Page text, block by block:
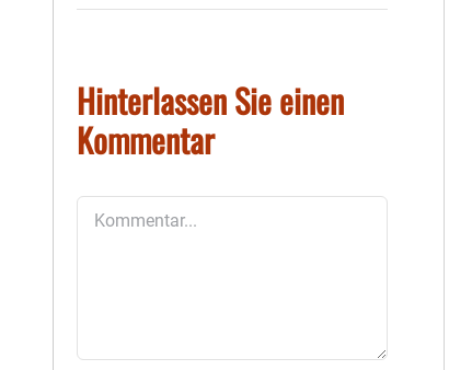
Hinterlassen Sie einen
Kommentar